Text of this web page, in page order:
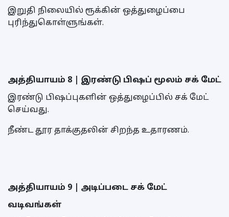
இறுதி நிலையில் ரூக்கின் ஒத்துழைப்பை
புரிந்துகொள்ளுங்கள்.
அத்தியாயம் 8 | இரண்டு பிஷப் மூலம் சக் மேட்
இரண்டு பிஷப்புகளின் ஒத்துழைப்பில் சக் மேட்
செய்வது.
நீண்ட தூர தாக்குதலின் சிறந்த உதாரணம்.
அத்தியாயம் 9 | அடிப்படை சக் மேட்
வடிவங்கள்